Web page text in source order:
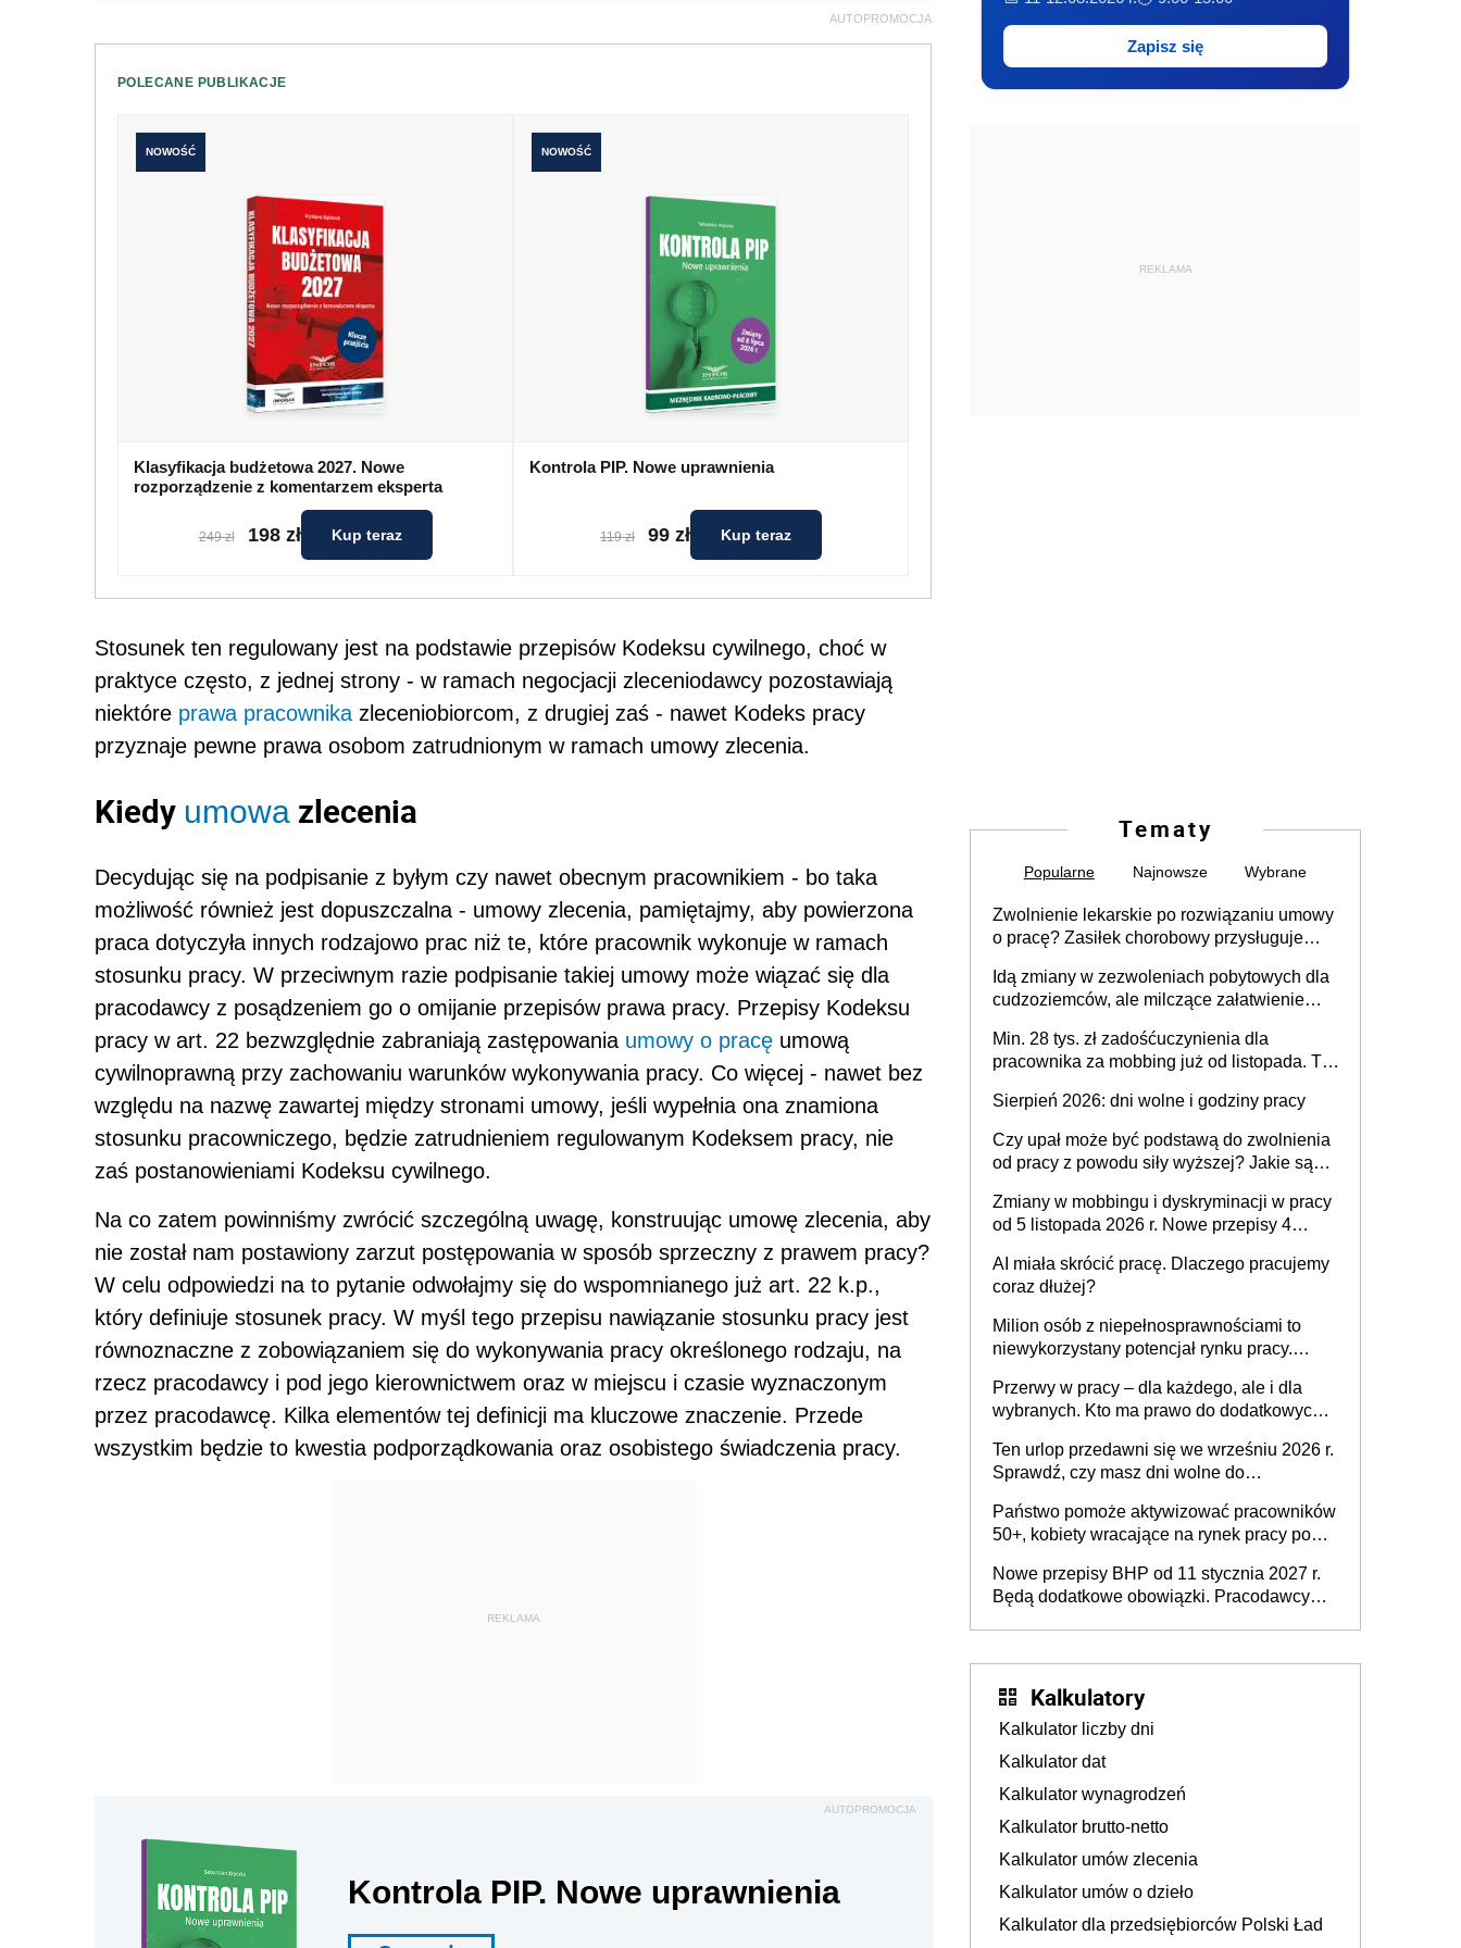
AUTOPROMOCJA
POLECANE PUBLIKACJE
NOWOŚĆ
Klasyfikacja budżetowa 2027. Nowe
rozporządzenie z komentarzem eksperta
249 zł 198 zł Kup teraz
NOWOŚĆ
Kontrola PIP. Nowe uprawnienia
119 zł 99 zł Kup teraz
Stosunek ten regulowany jest na podstawie przepisów Kodeksu cywilnego, choć w
praktyce często, z jednej strony - w ramach negocjacji zleceniodawcy pozostawiają
niektóre prawa pracownika zleceniobiorcom, z drugiej zaś - nawet Kodeks pracy
przyznaje pewne prawa osobom zatrudnionym w ramach umowy zlecenia.
Kiedy umowa zlecenia
Decydując się na podpisanie z byłym czy nawet obecnym pracownikiem - bo taka
możliwość również jest dopuszczalna - umowy zlecenia, pamiętajmy, aby powierzona
praca dotyczyła innych rodzajowo prac niż te, które pracownik wykonuje w ramach
stosunku pracy. W przeciwnym razie podpisanie takiej umowy może wiązać się dla
pracodawcy z posądzeniem go o omijanie przepisów prawa pracy. Przepisy Kodeksu
pracy w art. 22 bezwzględnie zabraniają zastępowania umowy o pracę umową
cywilnoprawną przy zachowaniu warunków wykonywania pracy. Co więcej - nawet bez
względu na nazwę zawartej między stronami umowy, jeśli wypełnia ona znamiona
stosunku pracowniczego, będzie zatrudnieniem regulowanym Kodeksem pracy, nie
zaś postanowieniami Kodeksu cywilnego.
Na co zatem powinniśmy zwrócić szczególną uwagę, konstruując umowę zlecenia, aby
nie został nam postawiony zarzut postępowania w sposób sprzeczny z prawem pracy?
W celu odpowiedzi na to pytanie odwołajmy się do wspomnianego już art. 22 k.p.,
który definiuje stosunek pracy. W myśl tego przepisu nawiązanie stosunku pracy jest
równoznaczne z zobowiązaniem się do wykonywania pracy określonego rodzaju, na
rzecz pracodawcy i pod jego kierownictwem oraz w miejscu i czasie wyznaczonym
przez pracodawcę. Kilka elementów tej definicji ma kluczowe znaczenie. Przede
wszystkim będzie to kwestia podporządkowania oraz osobistego świadczenia pracy.
REKLAMA
AUTOPROMOCJA
Kontrola PIP. Nowe uprawnienia
Zapisz się
REKLAMA
Tematy
Popularne Najnowsze Wybrane
Zwolnienie lekarskie po rozwiązaniu umowy
o pracę? Zasiłek chorobowy przysługuje
dni od ustania stosunku pracy
Idą zmiany w zezwoleniach pobytowych dla
cudzoziemców, ale milczące załatwienie
Min. 28 tys. zł zadośćuczynienia dla
pracownika za mobbing już od listopada. To
zespołu
Sierpień 2026: dni wolne i godziny pracy
Czy upał może być podstawą do zwolnienia
od pracy z powodu siły wyższej? Jakie są
Zmiany w mobbingu i dyskryminacji w pracy
od 5 listopada 2026 r. Nowe przepisy 4
Ustaw
AI miała skrócić pracę. Dlaczego pracujemy
coraz dłużej?
Milion osób z niepełnosprawnościami to
niewykorzystany potencjał rynku pracy.
dofinansowań czy refundacji, ale bariery po
stronie systemu i świadomości
pracodawców [WYWIAD]
Przerwy w pracy – dla każdego, ale i dla
wybranych. Kto ma prawo do dodatkowych
Ten urlop przedawni się we wrześniu 2026 r.
Sprawdź, czy masz dni wolne do
Państwo pomoże aktywizować pracowników
50+, kobiety wracające na rynek pracy po
osoby neuroatypowe. Powstanie Fundusz
na rzecz Inkluzywności w Zatrudnianiu?
Nowe przepisy BHP od 11 stycznia 2027 r.
Będą dodatkowe obowiązki. Pracodawcy
Kalkulatory
Kalkulator liczby dni
Kalkulator dat
Kalkulator wynagrodzeń
Kalkulator brutto-netto
Kalkulator umów zlecenia
Kalkulator umów o dzieło
Kalkulator dla przedsiębiorców Polski Ład